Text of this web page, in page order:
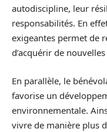
autodiscipline, leur
responsabilités. En
exigeantes permet de
d’acquérir de
En parallèle, le
favorise un
environnementale.
vivre de manière plus